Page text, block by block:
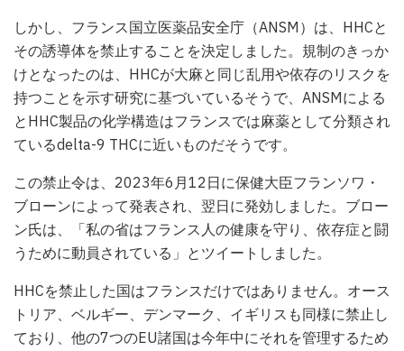
しかし、フランス国立医薬品安全庁（ANSM）は、HHCと
その誘導体を禁止することを決定しました。規制のきっか
けとなったのは、HHCが大麻と同じ乱用や依存のリスクを
持つことを示す研究に基づいているそうで、ANSMによる
とHHC製品の化学構造はフランスでは麻薬として分類され
ているdelta-9 THCに近いものだそうです。
この禁止令は、2023年6月12日に保健大臣フランソワ・
ブローンによって発表され、翌日に発効しました。ブロー
ン氏は、「私の省はフランス人の健康を守り、依存症と闘
うために動員されている」とツイートしました。
HHCを禁止した国はフランスだけではありません。オース
トリア、ベルギー、デンマーク、イギリスも同様に禁止し
ており、他の7つのEU諸国は今年中にそれを管理するため